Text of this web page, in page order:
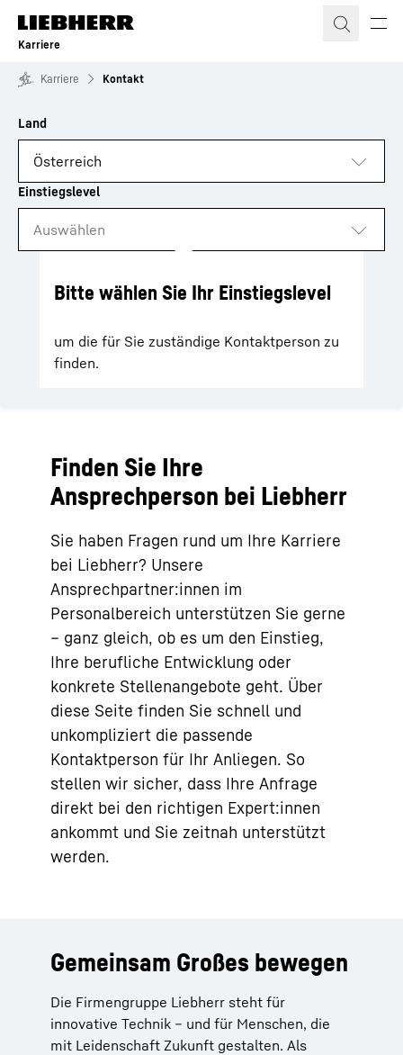
Zum Inhalt springen
Karriere
Karriere Kontakt
zu den Ergebnissen
Bitte wählen Sie Ihr Einstiegslevel
um die für Sie zuständige Kontaktperson zu
finden.
Finden Sie Ihre
Ansprechperson bei Liebherr
Sie haben Fragen rund um Ihre Karriere
bei Liebherr? Unsere
Ansprechpartner:innen im
Personalbereich unterstützen Sie gerne
– ganz gleich, ob es um den Einstieg,
Ihre berufliche Entwicklung oder
konkrete Stellenangebote geht. Über
diese Seite finden Sie schnell und
unkompliziert die passende
Kontaktperson für Ihr Anliegen. So
stellen wir sicher, dass Ihre Anfrage
direkt bei den richtigen Expert:innen
ankommt und Sie zeitnah unterstützt
werden.
Gemeinsam Großes bewegen
Die Firmengruppe Liebherr steht für
innovative Technik – und für Menschen, die
mit Leidenschaft Zukunft gestalten. Als